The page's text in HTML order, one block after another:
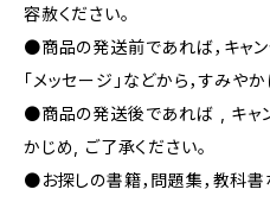
容赦ください。
●商品の発送前であれば，キャン
「メッセージ」などから，すみやか
●商品の発送後であれば , キャ
かじめ, ご了承ください｡
●お探しの書籍，問題集，教科書